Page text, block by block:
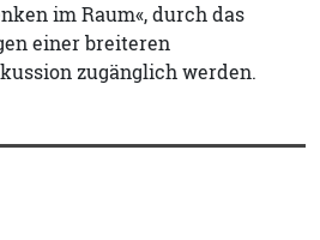
im Raum«, durch das
einer breiteren
zugänglich werden.